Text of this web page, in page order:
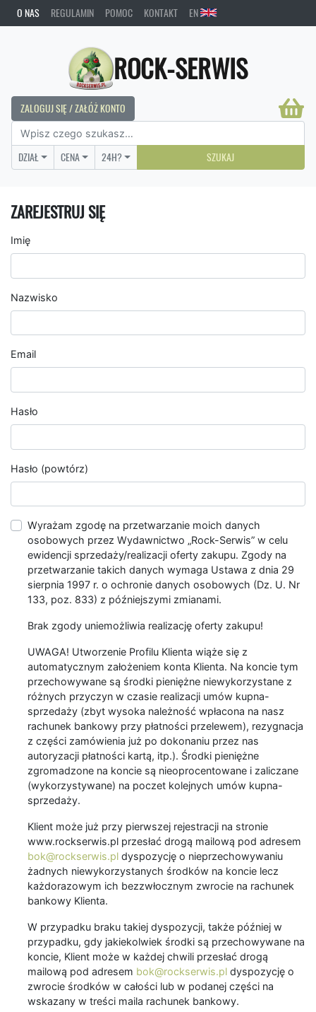
O NAS REGULAMIN POMOC KONTAKT EN
ROCK-SERWIS
ZALOGUJ SIĘ / ZAŁÓŻ KONTO
DZIAŁ CENA 24H? SZUKAJ
ZAREJESTRUJ SIĘ
Imię
Nazwisko
Email
Hasło
Hasło (powtórz)
Wyrażam zgodę na przetwarzanie moich danych
osobowych przez Wydawnictwo „Rock-Serwis” w celu
ewidencji sprzedaży/realizacji oferty zakupu. Zgody na
przetwarzanie takich danych wymaga Ustawa z dnia 29
sierpnia 1997 r. o ochronie danych osobowych (Dz. U. Nr
133, poz. 833) z późniejszymi zmianami.
Brak zgody uniemożliwia realizację oferty zakupu!
UWAGA! Utworzenie Profilu Klienta wiąże się z
automatycznym założeniem konta Klienta. Na koncie tym
przechowywane są środki pieniężne niewykorzystane z
różnych przyczyn w czasie realizacji umów kupna-
sprzedaży (zbyt wysoka należność wpłacona na nasz
rachunek bankowy przy płatności przelewem), rezygnacja
z części zamówienia już po dokonaniu przez nas
autoryzacji płatności kartą, itp.). Środki pieniężne
zgromadzone na koncie są nieoprocentowane i zaliczane
(wykorzystywane) na poczet kolejnych umów kupna-
sprzedaży.
Klient może już przy pierwszej rejestracji na stronie
www.rockserwis.pl przesłać drogą mailową pod adresem
bok@rockserwis.pl dyspozycję o nieprzechowywaniu
żadnych niewykorzystanych środków na koncie lecz
każdorazowym ich bezzwłocznym zwrocie na rachunek
bankowy Klienta.
W przypadku braku takiej dyspozycji, także później w
przypadku, gdy jakiekolwiek środki są przechowywane na
koncie, Klient może w każdej chwili przesłać drogą
mailową pod adresem bok@rockserwis.pl dyspozycję o
zwrocie środków w całości lub w podanej części na
wskazany w treści maila rachunek bankowy.